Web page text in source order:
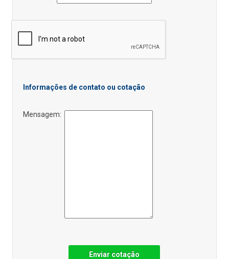
Informações de contato ou cotação
Mensagem:
Enviar cotação